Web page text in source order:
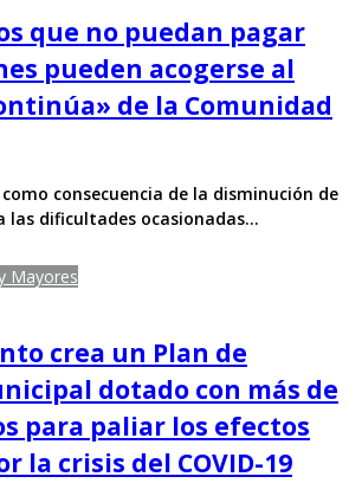
que no puedan pagar
pueden acogerse al
de la Comunidad
consecuencia de la disminución de
las dificultades ocasionadas…
Mayores
crea un Plan de
dotado con más de
para paliar los efectos
la crisis del COVID-19